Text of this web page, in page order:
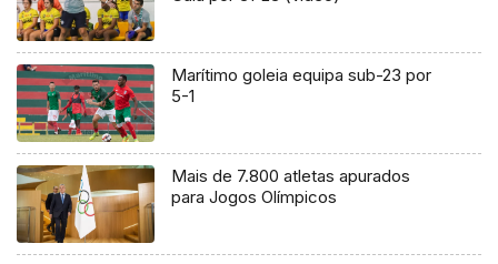
Marítimo goleia equipa sub-23 por
5-1
Mais de 7.800 atletas apurados
para Jogos Olímpicos